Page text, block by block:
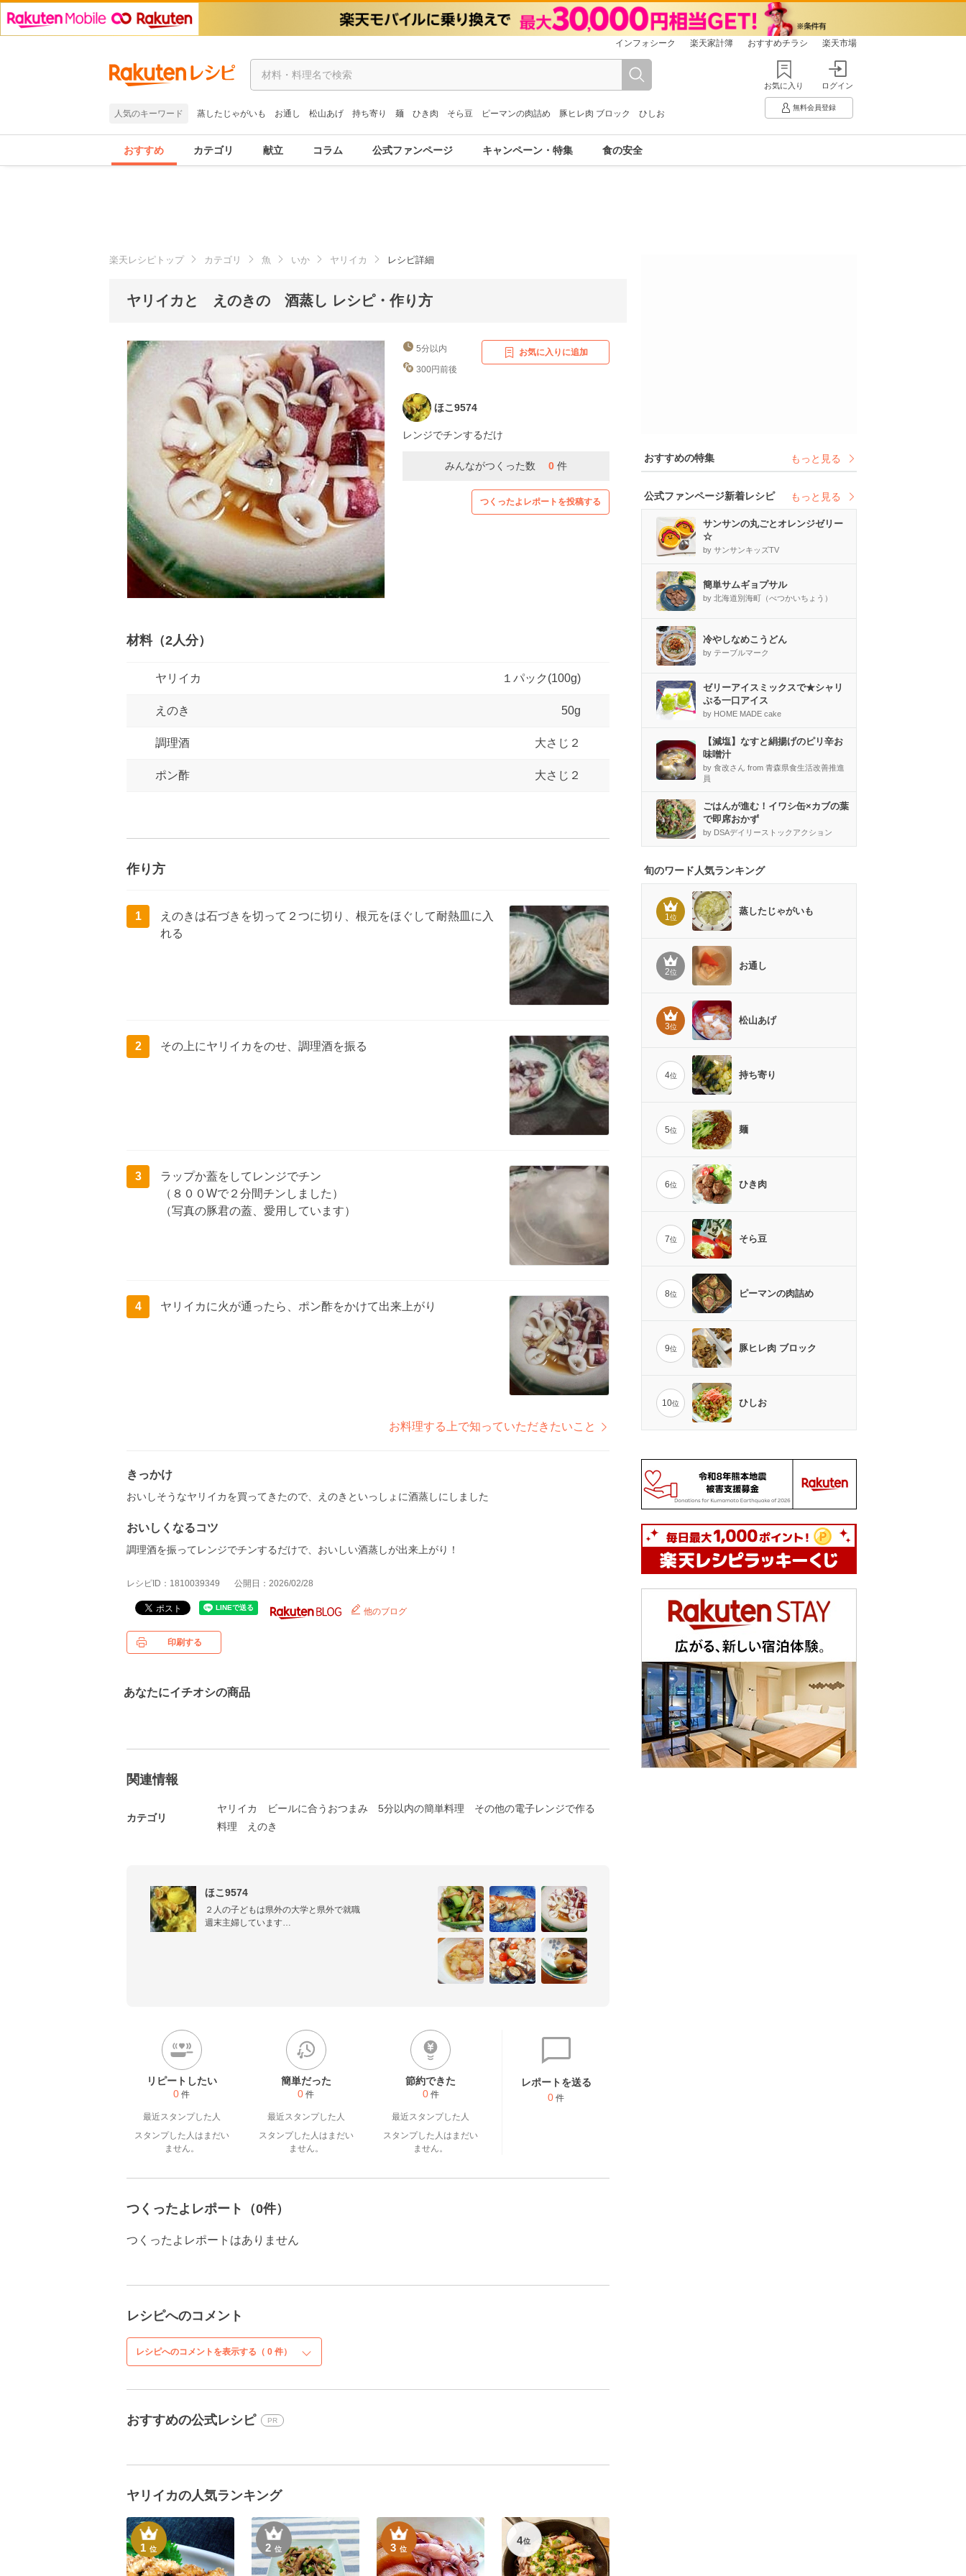
インフォシーク 楽天家計簿 おすすめチラシ 楽天市場
人気のキーワード 蒸したじゃがいも お通し 松山あげ 持ち寄り 麺 ひき肉 そら豆 ピーマンの肉詰め 豚ヒレ肉 ブロック ひしお
お気に入り ログイン
無料会員登録
おすすめ カテゴリ 献立 コラム 公式ファンページ キャンペーン・特集 食の安全
楽天レシピトップ カテゴリ 魚 いか ヤリイカ レシピ詳細
ヤリイカと えのきの 酒蒸し レシピ・作り方
5分以内
300円前後
お気に入りに追加
ほこ9574
レンジでチンするだけ
みんながつくった数 0 件
つくったよレポートを投稿する
材料（2人分）
ヤリイカ １パック(100g)
えのき 50g
調理酒 大さじ２
ポン酢 大さじ２
作り方
1
えのきは石づきを切って２つに切り、根元をほぐして耐熱皿に入
れる
2 その上にヤリイカをのせ、調理酒を振る
3
ラップか蓋をしてレンジでチン
（８００Wで２分間チンしました）
（写真の豚君の蓋、愛用しています）
4 ヤリイカに火が通ったら、ポン酢をかけて出来上がり
お料理する上で知っていただきたいこと
きっかけ
おいしそうなヤリイカを買ってきたので、えのきといっしょに酒蒸しにしました
おいしくなるコツ
調理酒を振ってレンジでチンするだけで、おいしい酒蒸しが出来上がり！
レシピID：1810039349 公開日：2026/02/28
他のブログ
印刷する
あなたにイチオシの商品
関連情報
カテゴリ
ヤリイカ ビールに合うおつまみ 5分以内の簡単料理
その他の電子レンジで作る
料理
えのき
ほこ9574
２人の子どもは県外の大学と県外で就職
週末主婦しています
リピートしたい
0 件
最近スタンプした人
スタンプした人はまだい
ません。
簡単だった
0 件
最近スタンプした人
スタンプした人はまだい
ません。
節約できた
0 件
最近スタンプした人
スタンプした人はまだい
ません。
レポートを送る
0 件
つくったよレポート（0件）
つくったよレポートはありません
レシピへのコメント
レシピへのコメントを表示する（ 0 件）
おすすめの公式レシピ PR
ヤリイカの人気ランキング
1位 2位 3位
4位
おすすめの特集 もっと見る
公式ファンページ新着レシピ もっと見る
サンサンの丸ごとオレンジゼリー
☆
by サンサンキッズTV
簡単サムギョプサル
by 北海道別海町（べつかいちょう）
冷やしなめこうどん
by テーブルマーク
ゼリーアイスミックスで★シャリ
ぷる一口アイス
by HOME MADE cake
【減塩】なすと絹揚げのピリ辛お
味噌汁
by 食改さん from 青森県食生活改善推進
員
ごはんが進む！イワシ缶×カブの葉
で即席おかず
by DSAデイリーストックアクション
旬のワード人気ランキング
1位
蒸したじゃがいも
2位
お通し
3位
松山あげ
4位 持ち寄り
5位 麺
6位 ひき肉
7位 そら豆
8位 ピーマンの肉詰め
9位 豚ヒレ肉 ブロック
10位 ひしお